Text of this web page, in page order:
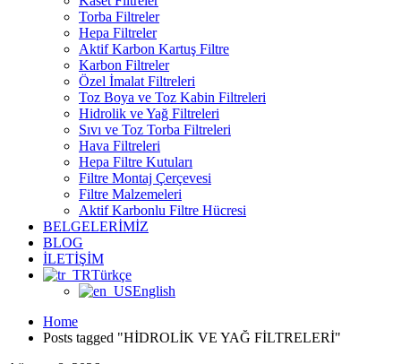
Torba Filtreler
Hepa Filtreler
Aktif Karbon Kartuş Filtre
Karbon Filtreler
Özel İmalat Filtreleri
Toz Boya ve Toz Kabin Filtreleri
Hidrolik ve Yağ Filtreleri
Sıvı ve Toz Torba Filtreleri
Hava Filtreleri
Hepa Filtre Kutuları
Filtre Montaj Çerçevesi
Filtre Malzemeleri
Aktif Karbonlu Filtre Hücresi
BELGELERİMİZ
BLOG
İLETİŞİM
Türkçe
English
Home
Posts tagged "HİDROLİK VE YAĞ FİLTRELERİ"